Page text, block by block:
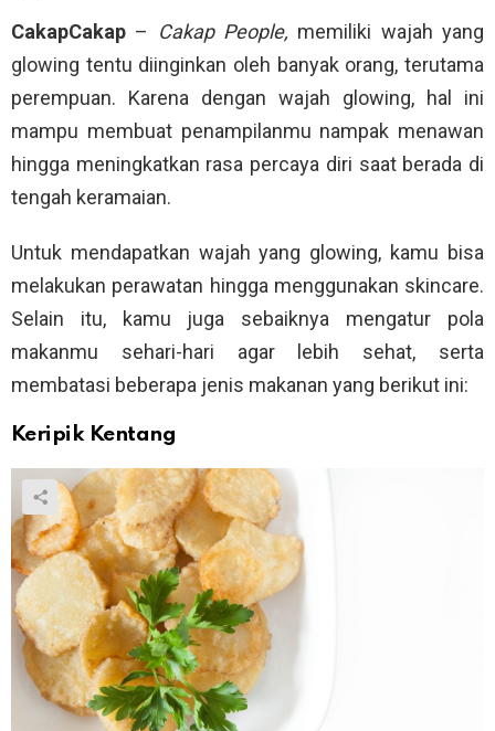
CakapCakap – Cakap People, memiliki wajah yang
glowing tentu diinginkan oleh banyak orang, terutama
perempuan. Karena dengan wajah glowing, hal ini
mampu membuat penampilanmu nampak menawan
hingga meningkatkan rasa percaya diri saat berada di
tengah keramaian.
Untuk mendapatkan wajah yang glowing, kamu bisa
melakukan perawatan hingga menggunakan skincare.
Selain itu, kamu juga sebaiknya mengatur pola
makanmu sehari-hari agar lebih sehat, serta
membatasi beberapa jenis makanan yang berikut ini:
Keripik Kentang